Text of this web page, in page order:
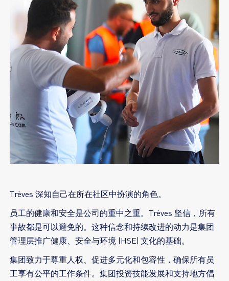
Trèves 深知自己在所在社区中扮演的角色。
员工的健康和安全是公司的重中之重。Trèves 坚信，所有
事故都是可以避免的。这种信念和持续改进的动力是集团
管理层推广健康、安全与环境 (HSE) 文化的基础。
集团致力于尊重人权、促进多元化和包容性，确保所有员
工享有公平的工作条件。集团投资技能发展和支持地方倡